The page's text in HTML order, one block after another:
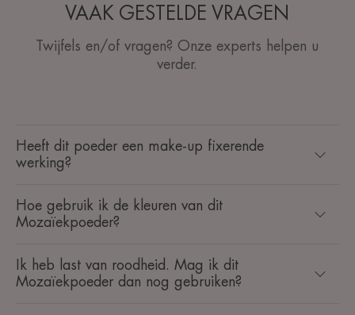
VAAK GESTELDE VRAGEN
Twijfels en/of vragen? Onze experts helpen u
verder.
Heeft dit poeder een make-up fixerende
werking?
Hoe gebruik ik de kleuren van dit
Mozaïekpoeder?
Ik heb last van roodheid. Mag ik dit
Mozaïekpoeder dan nog gebruiken?